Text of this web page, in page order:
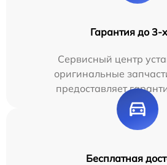
Гарантия до 3-
Сервисный центр
оригинальные
предоставляет
Бесплатная